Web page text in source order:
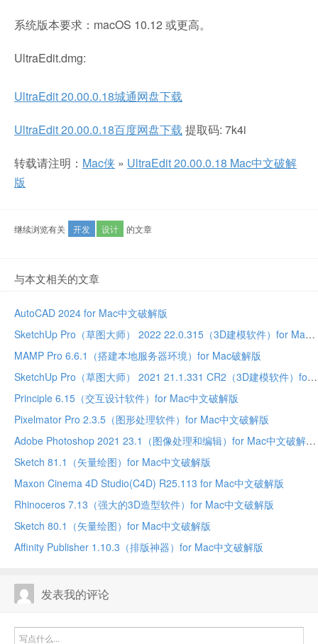
系统版本要求：macOS 10.12 或更高。
UltraEdit.dmg:
UltraEdit 20.00.0.18城通网盘下载
UltraEdit 20.00.0.18百度网盘下载 提取码: 7k4i
转载请注明： Mac侠 » UltraEdit 20.00.0.18 Mac中文破解
版
继续浏览有关 开发 设计 的文章
与本文相关的文章
AutoCAD 2024 for Mac中文破解版
SketchUp Pro（草图大师） 2022 22.0.315（3D建模软件）for Mac中文破解版
MAMP Pro 6.6.1（搭建本地服务器环境）for Mac破解版
SketchUp Pro（草图大师） 2021 21.1.331 CR2（3D建模软件）for Mac中文破解版
Principle 6.15（交互设计软件）for Mac中文破解版
Pixelmator Pro 2.3.5（图形处理软件）for Mac中文破解版
Adobe Photoshop 2021 23.1（图像处理和编辑）for Mac中文破解版
Sketch 81.1（矢量绘图）for Mac中文破解版
Maxon Cinema 4D Studio(C4D) R25.113 for Mac中文破解版
Rhinoceros 7.13（强大的3D造型软件）for Mac中文破解版
Sketch 80.1（矢量绘图）for Mac中文破解版
Affinity Publisher 1.10.3（排版神器）for Mac中文破解版
发表我的评论